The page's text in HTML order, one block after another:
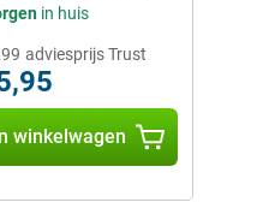
in huis
adviesprijs Trust
winkelwagen